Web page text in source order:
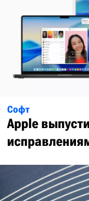
Софт
Apple